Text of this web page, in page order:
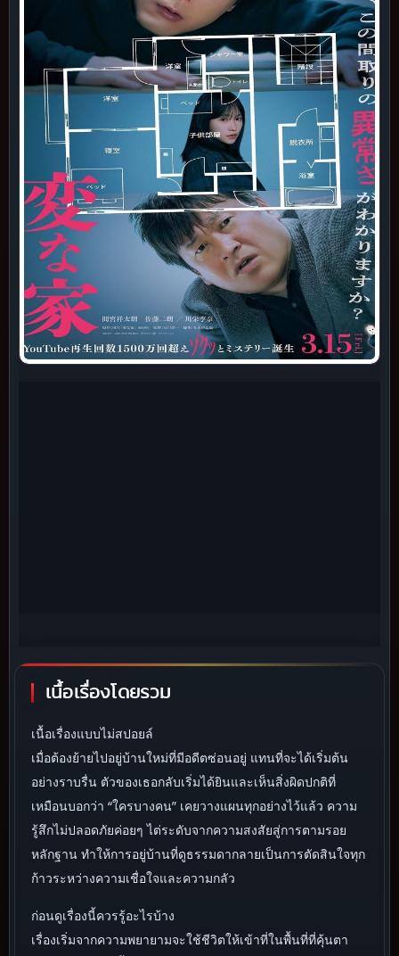
เนื้อเรื่องโดยรวม
เนื้อเรื่องแบบไม่สปอยล์
เมื่อต้องย้ายไปอยู่บ้านใหม่ที่มีอดีตซ่อนอยู่ แทนที่จะได้เริ่มต้น
อย่างราบรื่น ตัวของเธอกลับเริ่มได้ยินและเห็นสิ่งผิดปกติที่
เหมือนบอกว่า “ใครบางคน” เคยวางแผนทุกอย่างไว้แล้ว ความ
รู้สึกไม่ปลอดภัยค่อยๆ ไต่ระดับจากความสงสัยสู่การตามรอย
หลักฐาน ทำให้การอยู่บ้านที่ดูธรรมดากลายเป็นการตัดสินใจทุก
ก้าวระหว่างความเชื่อใจและความกลัว
ก่อนดูเรื่องนี้ควรรู้อะไรบ้าง
เรื่องเริ่มจากความพยายามจะใช้ชีวิตให้เข้าที่ในพื้นที่ที่คุ้นตา